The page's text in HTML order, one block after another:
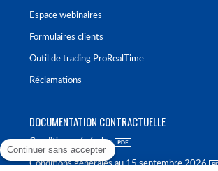
Espace webinaires
Formulaires clients
Outil de trading ProRealTime
Réclamations
DOCUMENTATION CONTRACTUELLE
Conditions générales
Conditions générales au 15 septembre 2026
Continuer sans accepter